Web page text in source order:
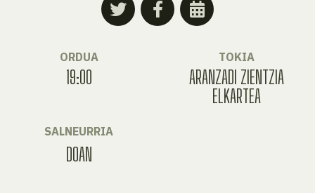
ORDUA
19:00
TOKIA
ARANZADI ZIENTZIA
ELKARTEA
SALNEURRIA
DOAN